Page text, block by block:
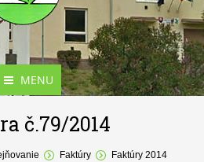
MENU
č.79/2014
Faktúry
Faktúry 2014